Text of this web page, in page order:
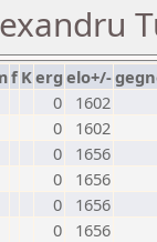
f Kerg elo+/-
0
1602
0
1602
0
1656
0
1656
0
1656
0
1656